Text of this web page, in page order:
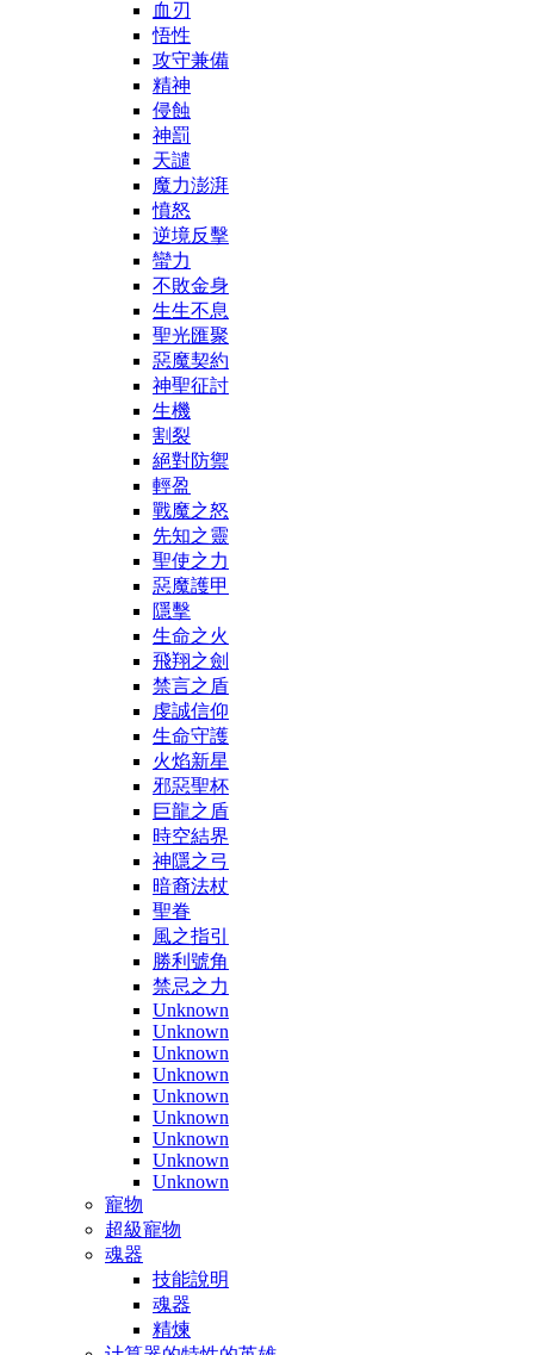
血刃
悟性
攻守兼備
精神
侵蝕
神罰
天譴
魔力澎湃
憤怒
逆境反擊
蠻力
不敗金身
生生不息
聖光匯聚
惡魔契約
神聖征討
生機
割裂
絕對防禦
輕盈
戰魔之怒
先知之靈
聖使之力
惡魔護甲
隱擊
生命之火
飛翔之劍
禁言之盾
虔誠信仰
生命守護
火焰新星
邪惡聖杯
巨龍之盾
時空結界
神隱之弓
暗裔法杖
聖眷
風之指引
勝利號角
禁忌之力
Unknown
Unknown
Unknown
Unknown
Unknown
Unknown
Unknown
Unknown
Unknown
寵物
超級寵物
魂器
技能說明
魂器
精煉